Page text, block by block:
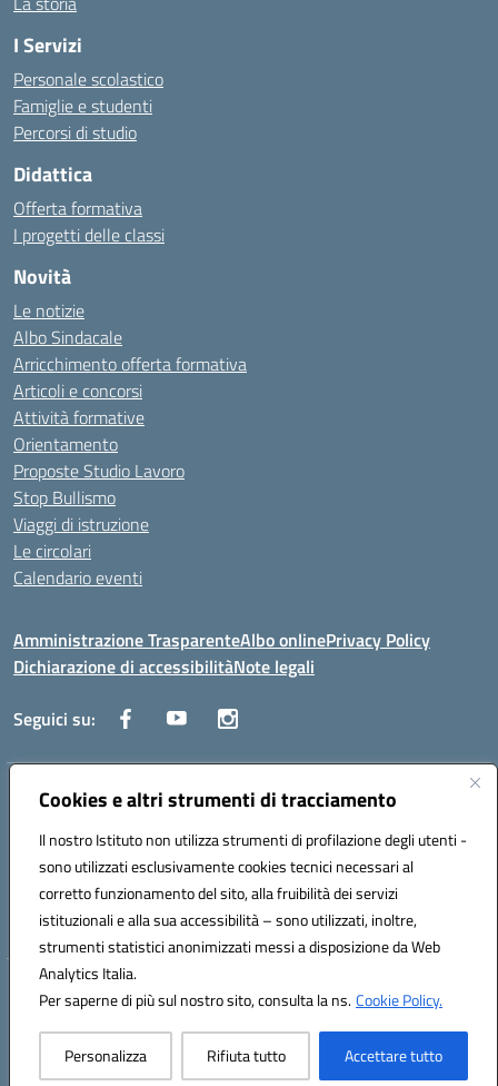
Cookies e altri strumenti di tracciamento
Il nostro Istituto non utilizza strumenti di profilazione degli utenti -
sono utilizzati esclusivamente cookies tecnici necessari al
corretto funzionamento del sito, alla fruibilità dei servizi
istituzionali e alla sua accessibilità – sono utilizzati, inoltre,
strumenti statistici anonimizzati messi a disposizione da Web
Analytics Italia.
Per saperne di più sul nostro sito, consulta la ns.Cookie Policy.
Personalizza Rifiuta tutto Accettare tutto
I Servizi
Personale scolastico
Famiglie e studenti
Percorsi di studio
Didattica
Offerta formativa
I progetti delle classi
Novità
Le notizie
Albo Sindacale
Arricchimento offerta formativa
Articoli e concorsi
Attività formative
Orientamento
Proposte Studio Lavoro
Stop Bullismo
Viaggi di istruzione
Le circolari
Calendario eventi
Amministrazione TrasparenteAlbo onlinePrivacy Policy
Dichiarazione di accessibilitàNote legali
Seguici su:
Indirizzo:Corso Fornari, 1 - 70056 Molfetta
Posta elettronica certificata (PEC):BARH04000D@pec.istruzione.it
Codice fiscale: 93249230728
Codice meccanografico: BARH04000D
Hosting & Powered by 3D Solution S.r.l.
Concept & Design by Designers Italia